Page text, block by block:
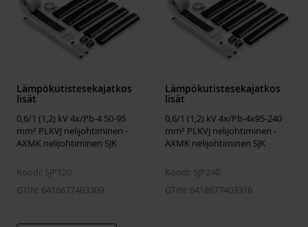
muovikaapelin
yhteenliittämiseen
Johdinten lukumäärä
4
ala
Kaivoshyväksyntä
Konsentrisella suojalla
No
Soveltuu
Other
Liitostarvikkeet (sisältyvät)
None
Halogeeniton
No
Lämpökutistesekajatkos
lisät
0,6/1 (1,2) kV 4x/Pb-4 50-95
mm² PLKVJ nelijohtiminen -
AXMK nelijohtiminen SJK
Koodi: SJP120
GTIN: 6418677403309
Lämpökutistesekajatkos
lisät
0,6/1 (1,2) kV 4x/Pb-4x95-240
mm² PLKVJ nelijohtiminen -
AXMK nelijohtiminen SJK
Koodi: SJP240
GTIN: 6418677403316